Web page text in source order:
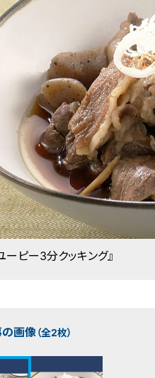
ーピー3分クッキング』
の画像（全2枚）